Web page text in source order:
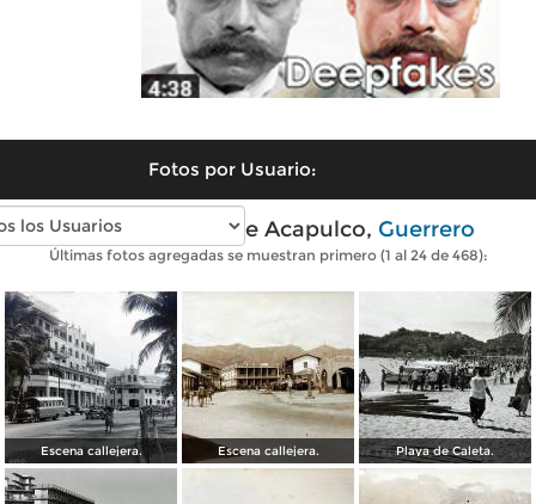
Fotos por Usuario:
Fotos antiguas de Acapulco, Guerrero
Últimas fotos agregadas se muestran primero (1 al 24 de 468):
Escena callejera. Escena callejera. Playa de Caleta.